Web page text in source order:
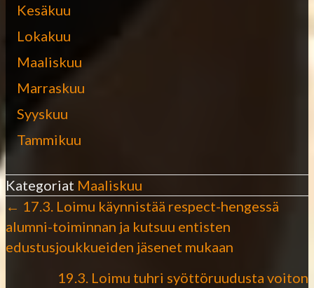
Kesäkuu
Lokakuu
Maaliskuu
Marraskuu
Syyskuu
Tammikuu
Kategoriat Maaliskuu
P
o
← 17.3. Loimu käynnistää respect-hengessä
alumni-toiminnan ja kutsuu entisten
edustusjoukkueiden jäsenet mukaan
19.3. Loimu tuhri syöttöruudusta voiton